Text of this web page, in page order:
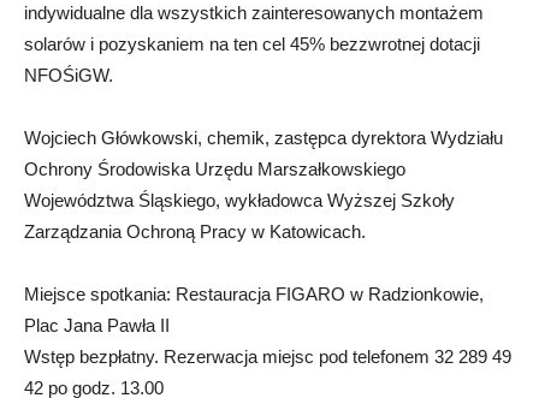
indywidualne dla wszystkich zainteresowanych montażem
solarów i pozyskaniem na ten cel 45% bezzwrotnej dotacji
NFOŚiGW.
Wojciech Główkowski, chemik, zastępca dyrektora Wydziału
Ochrony Środowiska Urzędu Marszałkowskiego
Województwa Śląskiego, wykładowca Wyższej Szkoły
Zarządzania Ochroną Pracy w Katowicach.
Miejsce spotkania: Restauracja FIGARO w Radzionkowie,
Plac Jana Pawła II
Wstęp bezpłatny. Rezerwacja miejsc pod telefonem 32 289 49
42 po godz. 13.00